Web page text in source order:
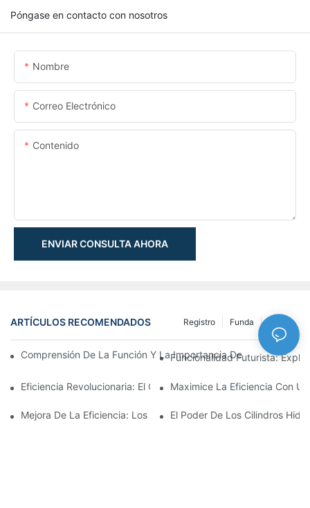
Póngase en contacto con nosotros
Nombre
Correo Electrónico
Contenido
ENVIAR CONSULTA AHORA
ARTÍCULOS RECOMENDADOS NEWS
Funda
Registro
Comprensión De La Función Y La Importancia De Los Cilindros
Funcionalidad Futurista:
Eficiencia Revolucionaria: El Cilindro Telescópico Eléctrico
Maximice La Eficiencia Con
Mejora De La Eficiencia: Los Beneficios De Un Cilindro
El Poder De Los Cilindros